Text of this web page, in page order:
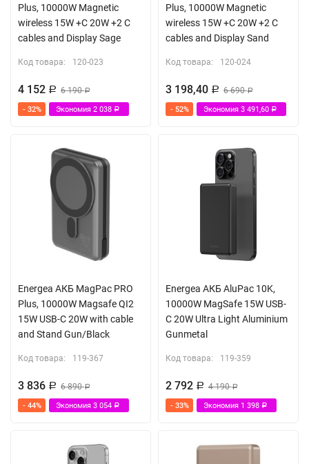
Plus, 10000W Magnetic
wireless 15W +С 20W +2 C
cables and Display Sage
Код товара: 120-023
4 152 Р 6 190Р
- 32% Экономия 2 038 Р
Plus, 10000W Magnetic
wireless 15W +С 20W +2 C
cables and Display Sand
Код товара: 120-024
3 198,40 Р 6 690Р
- 52% Экономия 3 491,60 Р
Energea АКБ MagPac PRO
Plus, 10000W Magsafe QI2
15W USB-C 20W with cable
and Stand Gun/Black
Код товара: 119-367
3 836 Р 6 890Р
- 44% Экономия 3 054 Р
Energea АКБ AluPac 10K,
10000W MagSafe 15W USB-
C 20W Ultra Light Aluminium
Gunmetal
Код товара: 119-359
2 792 Р 4 190Р
- 33% Экономия 1 398 Р